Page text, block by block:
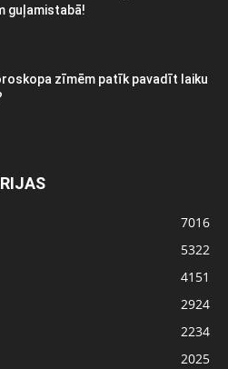
guļamistabā!
zīmēm patīk pavadīt laiku
7016
5322
4151
2924
2234
2025